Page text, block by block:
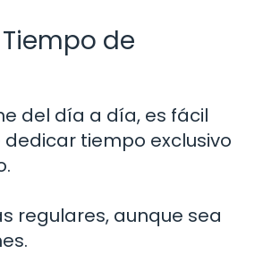
de
del día a día, es fácil
tiempo exclusivo
regulares, aunque sea